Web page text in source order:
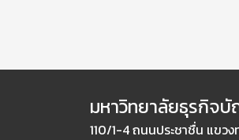
มหาวิทยาลัยธุรกิจ
110/1-4 ถนนประชาชื่น แขว